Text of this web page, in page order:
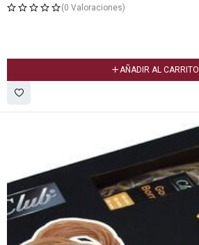
(0 Valoraciones)
AÑADIR AL CARRITO